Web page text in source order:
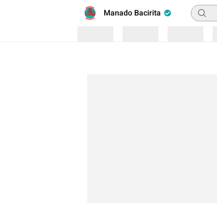
Manado Bacirita